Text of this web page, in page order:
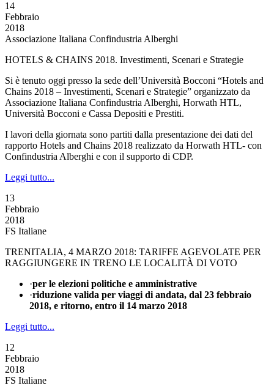
14
Febbraio
2018
Associazione Italiana Confindustria Alberghi
HOTELS & CHAINS 2018. Investimenti, Scenari e Strategie
Si è tenuto oggi presso la sede dell’Università Bocconi “Hotels and
Chains 2018 – Investimenti, Scenari e Strategie” organizzato da
Associazione Italiana Confindustria Alberghi, Horwath HTL,
Università Bocconi e Cassa Depositi e Prestiti.
I lavori della giornata sono partiti dalla presentazione dei dati del
rapporto Hotels and Chains 2018 realizzato da Horwath HTL- con
Confindustria Alberghi e con il supporto di CDP.
Leggi tutto...
13
Febbraio
2018
FS Italiane
TRENITALIA, 4 MARZO 2018: TARIFFE AGEVOLATE PER
RAGGIUNGERE IN TRENO LE LOCALITÀ DI VOTO
·per le elezioni politiche e amministrative
·riduzione valida per viaggi di andata, dal 23 febbraio
2018, e ritorno, entro il 14 marzo 2018
Leggi tutto...
12
Febbraio
2018
FS Italiane